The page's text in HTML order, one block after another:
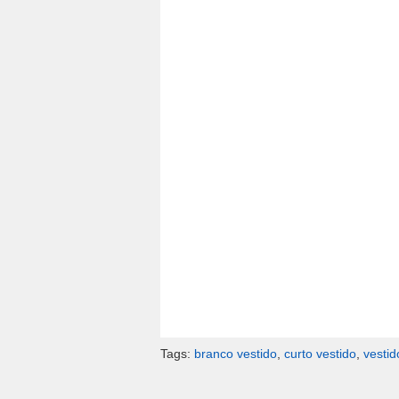
Tags: branco vestido, curto vestido,